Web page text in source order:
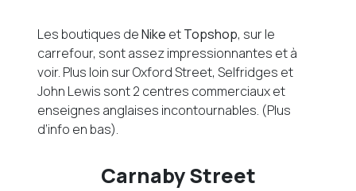
Les boutiques deNike etTopshop, sur le
carrefour, sont assez impressionnantes et à
voir. Plus loin sur Oxford Street, Selfridges et
John Lewis sont 2 centres commerciaux et
enseignes anglaises incontournables. (Plus
d’info en bas).
Carnaby Street